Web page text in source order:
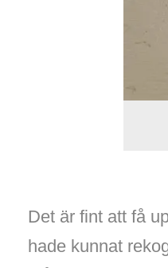
Det är fint att få
hade kunnat